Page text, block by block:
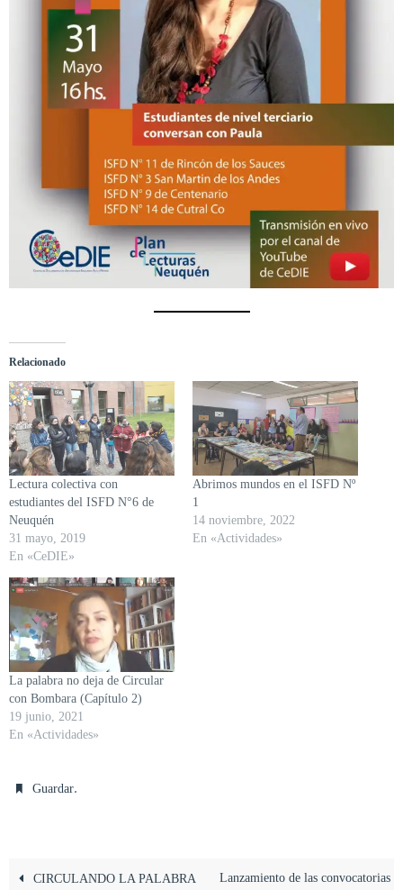
Relacionado
Lectura colectiva con
estudiantes del ISFD N°6 de
Neuquén
31 mayo, 2019
En «CeDIE»
Abrimos mundos en el ISFD Nº
1
14 noviembre, 2022
En «Actividades»
La palabra no deja de Circular
con Bombara (Capítulo 2)
19 junio, 2021
En «Actividades»
Guardar.
CIRCULANDO LA PALABRA Lanzamiento de las convocatorias